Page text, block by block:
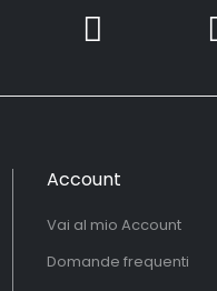
Account
Vai al mio Account
Domande frequenti